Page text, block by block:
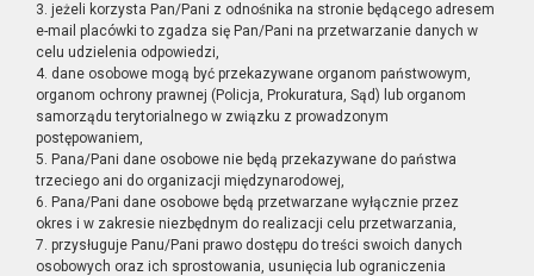
3. jeżeli korzysta Pan/Pani z odnośnika na stronie będącego adresem
e-mail placówki to zgadza się Pan/Pani na przetwarzanie danych w
celu udzielenia odpowiedzi,
4. dane osobowe mogą być przekazywane organom państwowym,
organom ochrony prawnej (Policja, Prokuratura, Sąd) lub organom
samorządu terytorialnego w związku z prowadzonym
postępowaniem,
5. Pana/Pani dane osobowe nie będą przekazywane do państwa
trzeciego ani do organizacji międzynarodowej,
6. Pana/Pani dane osobowe będą przetwarzane wyłącznie przez
okres i w zakresie niezbędnym do realizacji celu przetwarzania,
7. przysługuje Panu/Pani prawo dostępu do treści swoich danych
osobowych oraz ich sprostowania, usunięcia lub ograniczenia